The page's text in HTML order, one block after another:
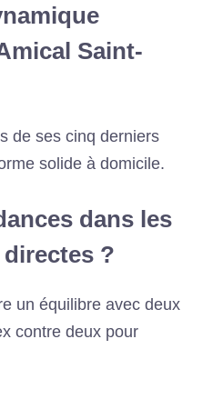
Saint-
de ses cinq derniers
solide à domicile.
dans les
?
un équilibre avec deux
contre deux pour